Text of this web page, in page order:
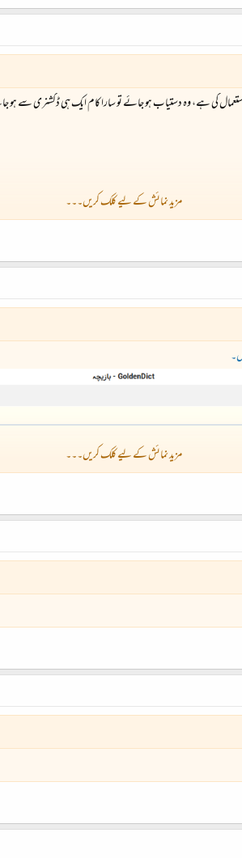
beating; a blow, bruise; great
مزید نمائش کے لیے کلک کریں۔۔۔
مزید نمائش کے لیے کلک کریں۔۔۔